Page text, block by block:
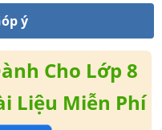
ý
Cho Lớp 8
Liệu Miễn Phí